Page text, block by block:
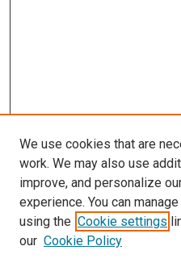
We use cookies that are
work. We may also use
improve, and personalize
experience. You can
using the Cookie settings
our Cookie Policy